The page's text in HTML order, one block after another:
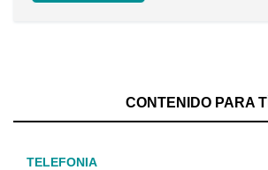
CONTENIDO PARA TÍ
TELEFONIA